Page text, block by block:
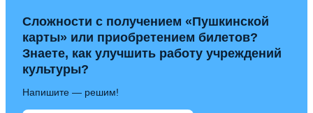
Сложности с получением «Пушкинской
карты» или приобретением билетов?
Знаете, как улучшить работу учреждений
культуры?
Напишите — решим!